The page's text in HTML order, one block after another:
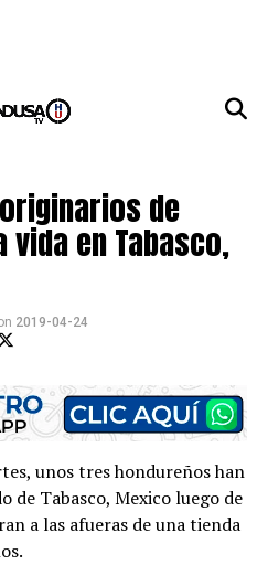
de
vida en Tabasco,
2019-04-24
unos tres hondureños han
de Tabasco, Mexico luego de
a las afueras de una tienda